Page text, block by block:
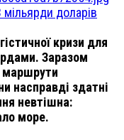
доларів
кризи для
Заразом
маршрути
насправді здатні
невтішна:
море.